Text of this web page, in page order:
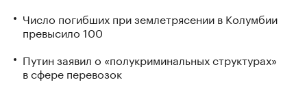
Число погибших при землетрясении в Колумбии
превысило 100
Путин заявил о «полукриминальных структурах»
в сфере перевозок